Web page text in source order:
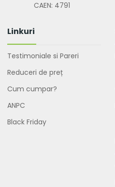
CAEN: 4791
Linkuri
Testimoniale si Pareri
Reduceri de preț
Cum cumpar?
ANPC
Black Friday